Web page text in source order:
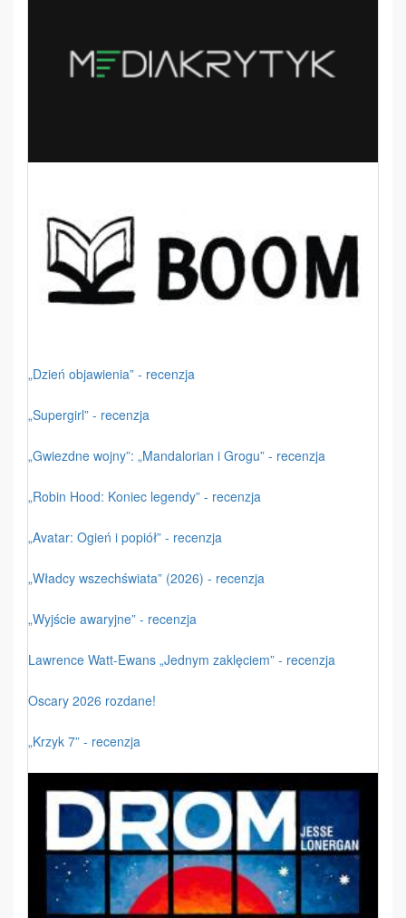
„Dzień objawienia” - recenzja
„Supergirl” - recenzja
„Gwiezdne wojny”: „Mandalorian i Grogu” - recenzja
„Robin Hood: Koniec legendy” - recenzja
„Avatar: Ogień i popiół” - recenzja
„Władcy wszechświata” (2026) - recenzja
„Wyjście awaryjne” - recenzja
Lawrence Watt-Ewans „Jednym zaklęciem” - recenzja
Oscary 2026 rozdane!
„Krzyk 7” - recenzja